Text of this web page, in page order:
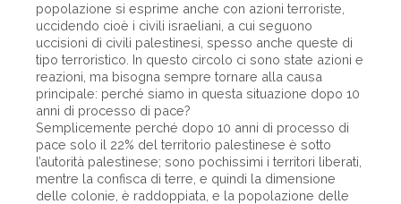
popolazione si esprime anche con azioni terroriste,
uccidendo cioè i civili israeliani, a cui seguono
uccisioni di civili palestinesi, spesso anche queste di
tipo terroristico. In questo circolo ci sono state azioni e
reazioni, ma bisogna sempre tornare alla causa
principale: perché siamo in questa situazione dopo 10
anni di processo di pace?
Semplicemente perché dopo 10 anni di processo di
pace solo il 22% del territorio palestinese è sotto
l’autorità palestinese; sono pochissimi i territori liberati,
mentre la confisca di terre, e quindi la dimensione
delle colonie, è raddoppiata, e la popolazione delle